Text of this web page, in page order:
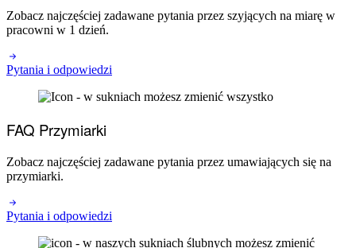
Zobacz najczęściej zadawane pytania przez szyjących na miarę w
pracowni w 1 dzień.
Pytania i odpowiedzi
FAQ Przymiarki
Zobacz najczęściej zadawane pytania przez umawiających się na
przymiarki.
Pytania i odpowiedzi